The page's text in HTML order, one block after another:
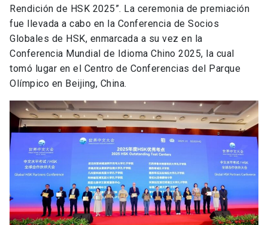
Rendición de HSK 2025”. La ceremonia de premiación
fue llevada a cabo en la Conferencia de Socios
Globales de HSK, enmarcada a su vez en la
Conferencia Mundial de Idioma Chino 2025, la cual
tomó lugar en el Centro de Conferencias del Parque
Olímpico en Beijing, China.